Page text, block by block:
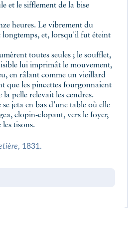
et le sifflement de la bise
heures. Le vibrement du
et, lorsqu'il fut éteint
toutes seules ; le soufflet,
lui imprimât le mouvement,
en râlant comme un vieillard
que les pincettes fourgonnaient
la pelle relevait les cendres.
jeta en bas d'une table où elle
clopin-clopant, vers le foyer,
les tisons.
, 1831.